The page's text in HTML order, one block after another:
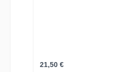
Regulärer Preis:
21,50 €